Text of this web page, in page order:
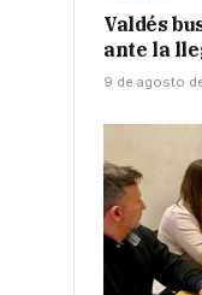
Valdés
ante la
9 de agosto